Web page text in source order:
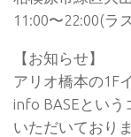
11:00〜22:00(ラ
【お知らせ】
アリオ橋本の1F
info BASEとい
いただいておりま